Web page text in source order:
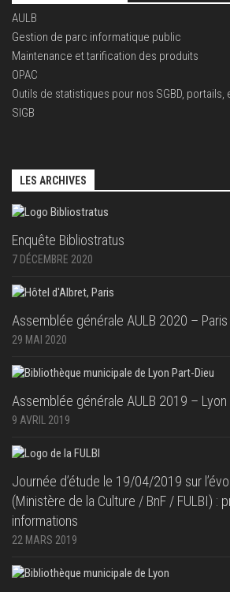
AULB
Gestion de parc informatique public
Maintenance et tarification des produits
OPAC
Outils de statistiques pour nos SGBD, portails,
SIGB
LES ARCHIVES
Enquête Bibliostratus
7 DÉCEMBRE 2020
Assemblée générale AULB 2020 – Paris
29 MAI 2020
Assemblée générale AULB 2019 – Lyon
9 AVRIL 2019
Journée d’étude le 19/04/2019 sur
(Ministère de la Culture / BnF / FULBI) :
informations
22 MARS 2019